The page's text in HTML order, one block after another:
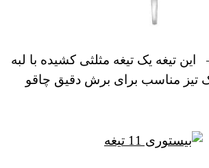
این تیغه یک تیغه مثلثی کشیده با لبه
تیز مناسب برای برش دقیق چاقو